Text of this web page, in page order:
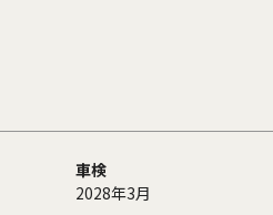
車検
2028年3月